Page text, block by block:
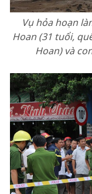
Vụ hỏa hoạn
Hoan (31 tuổi,
Hoan) và